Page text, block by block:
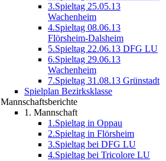
3.Spieltag 25.05.13
Wachenheim
4.Spieltag 08.06.13
Flörsheim-Dalsheim
5.Spieltag 22.06.13 DFG LU
6.Spieltag 29.06.13
Wachenheim
7.Spieltag 31.08.13 Grünstadt
Spielplan Bezirksklasse
Mannschaftsberichte
1. Mannschaft
1.Spieltag in Oppau
2.Spieltag in Flörsheim
3.Spieltag bei DFG LU
4.Spieltag bei Tricolore LU